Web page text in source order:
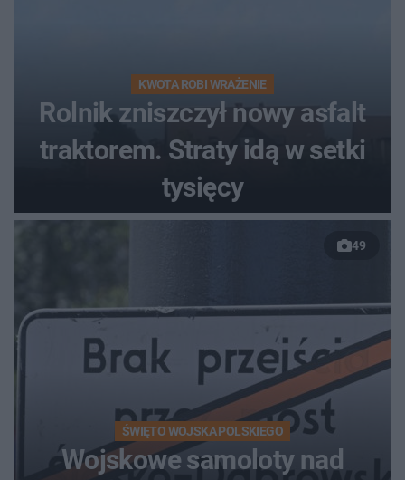
KWOTA ROBI WRAŻENIE
Rolnik zniszczył nowy asfalt
traktorem. Straty idą w setki
tysięcy
49
ŚWIĘTO WOJSKA POLSKIEGO
Wojskowe samoloty nad